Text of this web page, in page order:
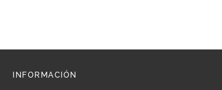
INFORMACIÓN